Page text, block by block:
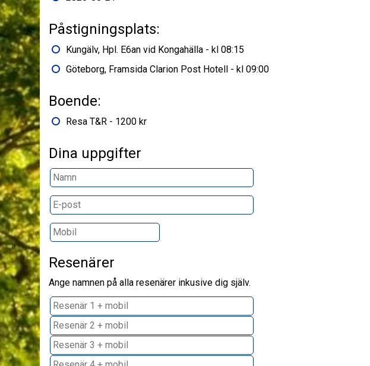
Påstigningsplats:
Kungälv, Hpl. E6an vid Kongahälla - kl 08:15
Göteborg, Framsida Clarion Post Hotell - kl 09:00
Boende:
Resa T&R - 1200 kr
Dina uppgifter
Resenärer
Ange namnen på alla resenärer inkusive dig själv.